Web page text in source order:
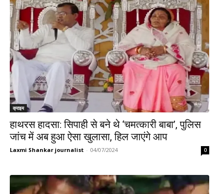
क्राइम
हाथरस हादसा: सिपाही से बने थे ‘चमत्कारी बाबा’, पुलिस
जांच में अब हुआ ऐसा खुलासा, हिल जाएंगे आप
Laxmi Shankar journalist - 04/07/2024 0